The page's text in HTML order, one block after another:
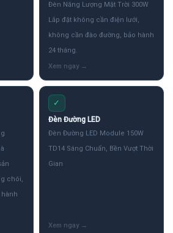
Đèn Năng Lượng Mặt Trời 300W
Lắp đặt không cần điện lưới,
không cần đào đường, bảo hành
24 tháng.
chói,
✓
Đèn Đường LED
Đèn Đường LED Module 150W
TD14 Sáng Chuẩn, Bền Vượt Thời
Gian